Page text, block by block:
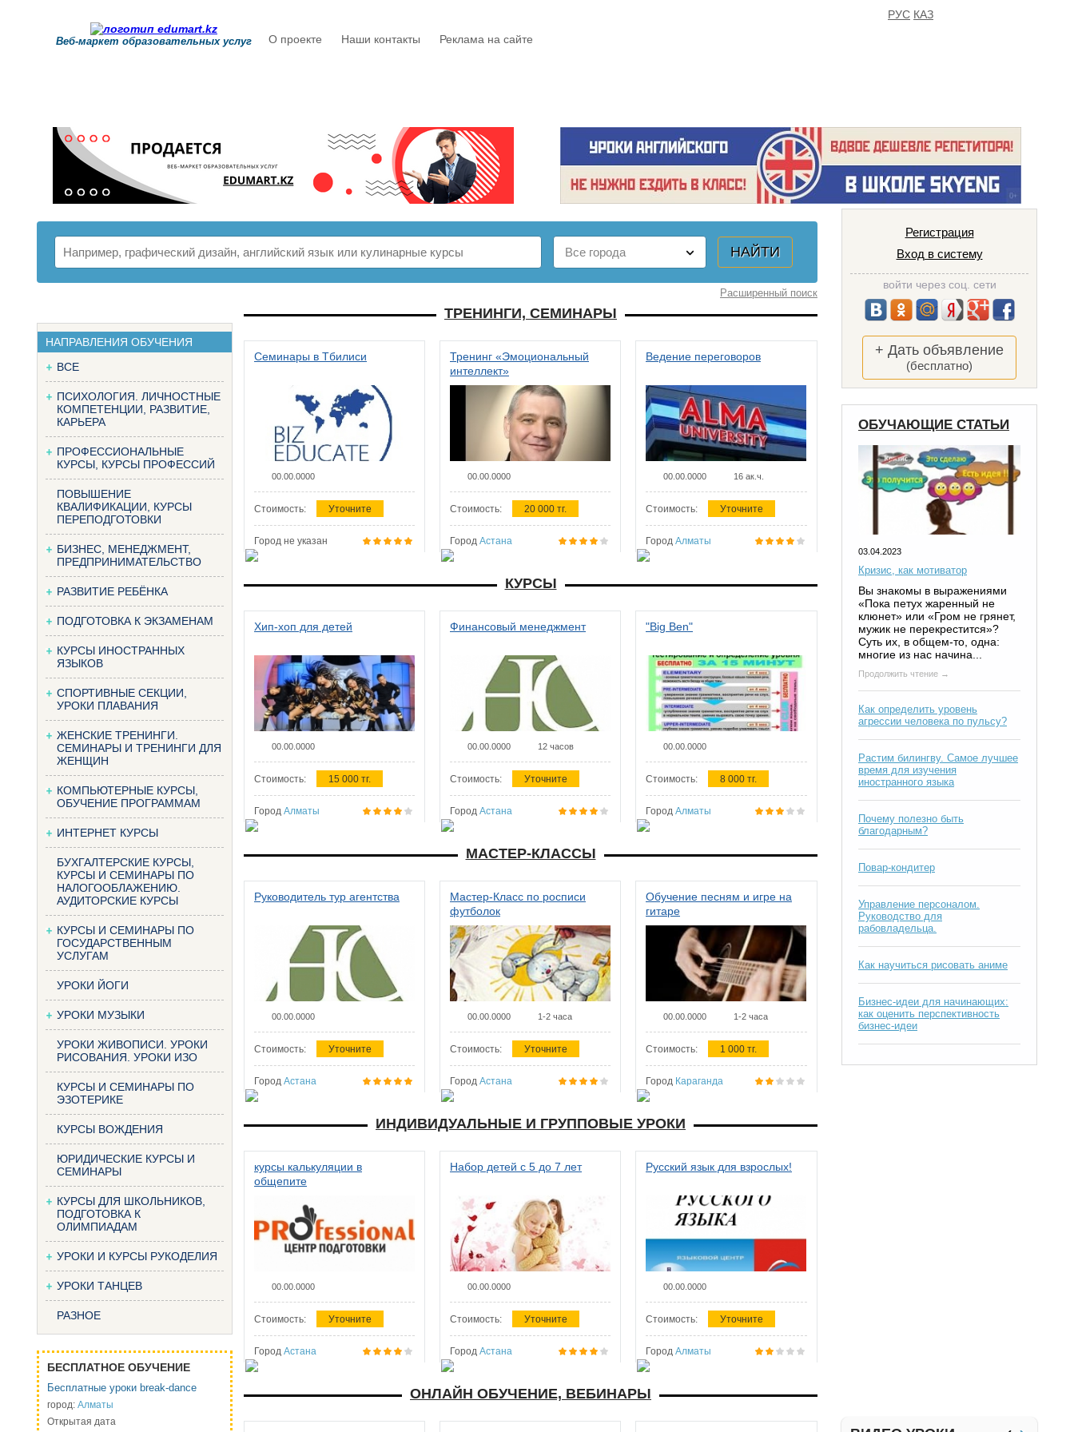
Веб-маркет образовательных услуг О проекте Наши контакты Реклама на сайте
РУС КАЗ
Расширенный поиск
НАПРАВЛЕНИЯ ОБУЧЕНИЯ
ВСЕ
ПСИХОЛОГИЯ. ЛИЧНОСТНЫЕ
КОМПЕТЕНЦИИ, РАЗВИТИЕ,
КАРЬЕРА
ПРОФЕССИОНАЛЬНЫЕ
КУРСЫ, КУРСЫ ПРОФЕССИЙ
ПОВЫШЕНИЕ
КВАЛИФИКАЦИИ, КУРСЫ
ПЕРЕПОДГОТОВКИ
БИЗНЕС, МЕНЕДЖМЕНТ,
ПРЕДПРИНИМАТЕЛЬСТВО
РАЗВИТИЕ РЕБЁНКА
ПОДГОТОВКА К ЭКЗАМЕНАМ
КУРСЫ ИНОСТРАННЫХ
ЯЗЫКОВ
СПОРТИВНЫЕ СЕКЦИИ,
УРОКИ ПЛАВАНИЯ
ЖЕНСКИЕ ТРЕНИНГИ.
СЕМИНАРЫ И ТРЕНИНГИ ДЛЯ
ЖЕНЩИН
КОМПЬЮТЕРНЫЕ КУРСЫ,
ОБУЧЕНИЕ ПРОГРАММАМ
ИНТЕРНЕТ КУРСЫ
БУХГАЛТЕРСКИЕ КУРСЫ,
КУРСЫ И СЕМИНАРЫ ПО
НАЛОГООБЛАЖЕНИЮ.
АУДИТОРСКИЕ КУРСЫ
КУРСЫ И СЕМИНАРЫ ПО
ГОСУДАРСТВЕННЫМ
УСЛУГАМ
УРОКИ ЙОГИ
УРОКИ МУЗЫКИ
УРОКИ ЖИВОПИСИ. УРОКИ
РИСОВАНИЯ. УРОКИ ИЗО
КУРСЫ И СЕМИНАРЫ ПО
ЭЗОТЕРИКЕ
КУРСЫ ВОЖДЕНИЯ
ЮРИДИЧЕСКИЕ КУРСЫ И
СЕМИНАРЫ
КУРСЫ ДЛЯ ШКОЛЬНИКОВ,
ПОДГОТОВКА К
ОЛИМПИАДАМ
УРОКИ И КУРСЫ РУКОДЕЛИЯ
УРОКИ ТАНЦЕВ
РАЗНОЕ
БЕСПЛАТНОЕ ОБУЧЕНИЕ
Бесплатные уроки break-dance
город: Алматы
Открытая дата
ТРЕНИНГИ, СЕМИНАРЫ
Семинары в Тбилиси
00.00.0000
Стоимость: Уточните
Город не указан
Тренинг «Эмоциональный
интеллект»
00.00.0000
Стоимость: 20 000 тг.
Город Астана
Ведение переговоров
00.00.0000 16 ак.ч.
Стоимость: Уточните
Город Алматы
КУРСЫ
Хип-хоп для детей
00.00.0000
Стоимость: 15 000 тг.
Город Алматы
Финансовый менеджмент
00.00.0000 12 часов
Стоимость: Уточните
Город Астана
"Big Ben"
00.00.0000
Стоимость: 8 000 тг.
Город Алматы
МАСТЕР-КЛАССЫ
Руководитель тур агентства
00.00.0000
Стоимость: Уточните
Город Астана
Мастер-Класс по росписи
футболок
00.00.0000 1-2 часа
Стоимость: Уточните
Город Астана
Обучение песням и игре на
гитаре
00.00.0000 1-2 часа
Стоимость: 1 000 тг.
Город Караганда
ИНДИВИДУАЛЬНЫЕ И ГРУППОВЫЕ УРОКИ
курсы калькуляции в
общепите
00.00.0000
Стоимость: Уточните
Город Астана
Набор детей с 5 до 7 лет
00.00.0000
Стоимость: Уточните
Город Астана
Русский язык для взрослых!
00.00.0000
Стоимость: Уточните
Город Алматы
ОНЛАЙН ОБУЧЕНИЕ, ВЕБИНАРЫ
Регистрация
Вход в систему
войти через соц. сети
+ Дать объявление
(бесплатно)
ОБУЧАЮЩИЕ СТАТЬИ
03.04.2023
Кризис, как мотиватор
Вы знакомы в выражениями
«Пока петух жаренный не
клюнет» или «Гром не грянет,
мужик не перекрестится»?
Суть их, в общем-то, одна:
многие из нас начина...
Продолжить чтение →
Как определить уровень
агрессии человека по пульсу?
Растим билингву. Самое лучшее
время для изучения
иностранного языка
Почему полезно быть
благодарным?
Повар-кондитер
Управление персоналом.
Руководство для
рабовладельца.
Как научиться рисовать аниме
Бизнес-идеи для начинающих:
как оценить перспективность
бизнес-идеи